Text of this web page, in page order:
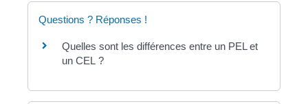
Questions ? Réponses !
Quelles sont les différences entre un PEL et
un CEL ?